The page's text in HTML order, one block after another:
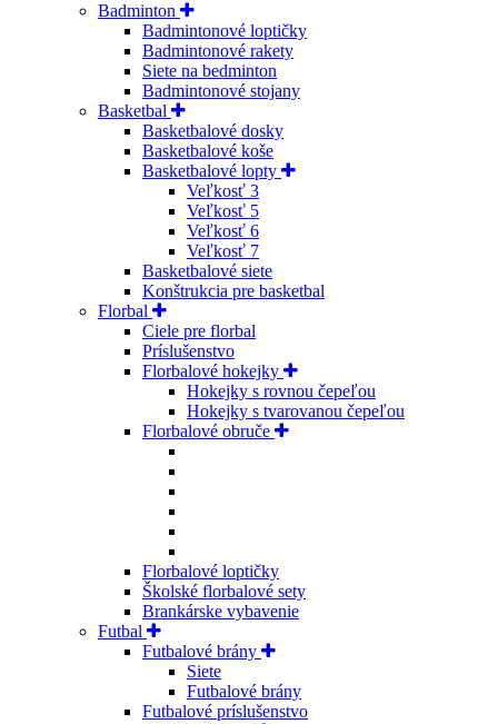
Badminton
Badmintonové loptičky
Badmintonové rakety
Siete na bedminton
Badmintonové stojany
Basketbal
Basketbalové dosky
Basketbalové koše
Basketbalové lopty
Veľkosť 3
Veľkosť 5
Veľkosť 6
Veľkosť 7
Basketbalové siete
Konštrukcia pre basketbal
Florbal
Ciele pre florbal
Príslušenstvo
Florbalové hokejky
Hokejky s rovnou čepeľou
Hokejky s tvarovanou čepeľou
Florbalové obruče
Florbalové loptičky
Školské florbalové sety
Brankárske vybavenie
Futbal
Futbalové brány
Siete
Futbalové brány
Futbalové príslušenstvo